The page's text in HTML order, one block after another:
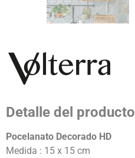
Detalle del producto
Pocelanato Decorado HD
Medida : 15 x 15 cm